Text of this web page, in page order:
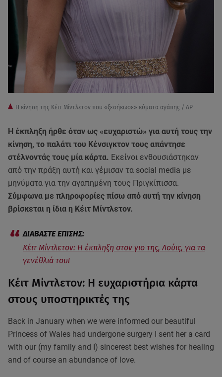
Η κίνηση της Κέιτ Μίντλετον που «ξεσήκωσε» κύματα αγάπης / AP
Η έκπληξη ήρθε όταν ως «ευχαριστώ» για αυτή τους την
κίνηση, το παλάτι του Κένσιγκτον τους απάντησε
στέλνοντάς τους μία κάρτα. Εκείνοι ενθουσιάστηκαν
από την πράξη αυτή και γέμισαν τα social media με
μηνύματα για την αγαπημένη τους Πριγκίπισσα.
Σύμφωνα με πληροφορίες πίσω από αυτή την κίνηση
βρίσκεται η ίδια η Κέιτ Μίντλετον.
Κέιτ Μίντλετον: Η έκπληξη στον γιο της, Λούις, για τα
γενέθλιά του!
Κέιτ Μίντλετον: Η ευχαριστήρια κάρτα
στους υποστηρικτές της
Back in January when we were informed our beautiful
Princess of Wales had undergone surgery I sent her a card
with our (my family and I) sincerest best wishes for healing
and of course an abundance of love.